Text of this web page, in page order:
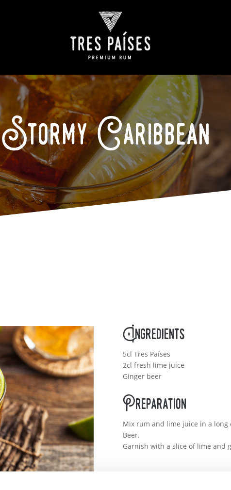
Stormy Caribbean
Ingredients
5cl Tres Países
2cl fresh lime juice
Ginger beer
Preparation
Mix rum and lime juice in a
Beer.
Garnish with a slice of lime and